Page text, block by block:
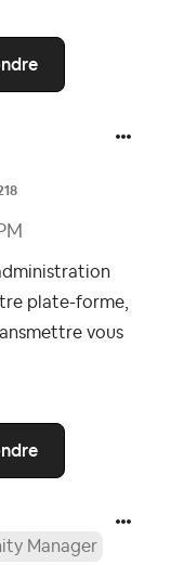
plate-forme,
vous
Manager